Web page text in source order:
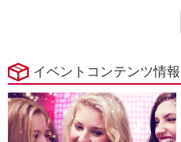
イベントコンテンツ情報